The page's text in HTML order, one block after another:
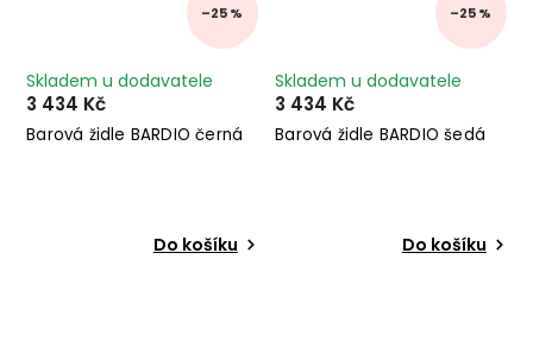
–25 %
Barová židle BARDIO černá
Skladem u dodavatele
3 434 Kč
Do košíku
–25 %
Barová židle BARDIO šedá
Skladem u dodavatele
3 434 Kč
Do košíku